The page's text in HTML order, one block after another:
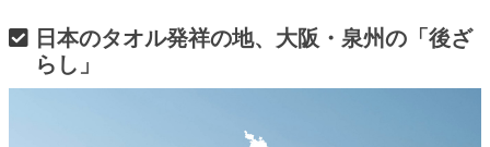
日本のタオル発祥の地、大阪・泉州の「後ざ
らし」